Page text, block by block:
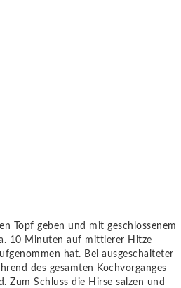
Topf geben und mit geschlossenem
10 Minuten auf mittlerer Hitze
hat. Bei ausgeschalteter
des gesamten Kochvorganges
Zum Schluss die Hirse salzen und